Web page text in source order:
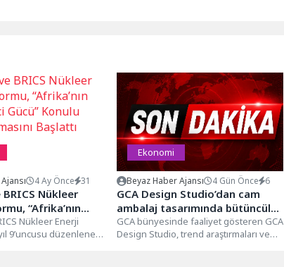
4 Ay Önce 31
Nükleer
“Afrika’nın
Konulu Video
Başlattı
Nükleer Enerji
9’uncusu düzenlenen
Ekonomi
Beyaz Haber Ajansı 4 Gün Önce 6
GCA Design Studio’dan cam
ambalaj tasarımında bütüncül
yaklaşım
GCA bünyesinde faaliyet gösteren GCA
Design Studio, trend araştırmaları ve